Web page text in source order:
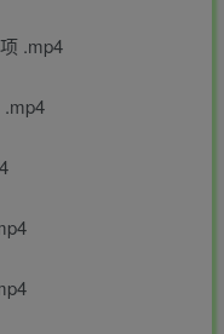
.mp4